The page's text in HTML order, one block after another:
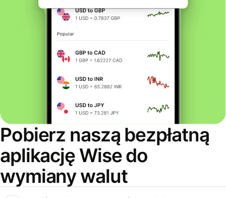
Pobierz naszą bezpłatną
aplikację Wise do
wymiany walut